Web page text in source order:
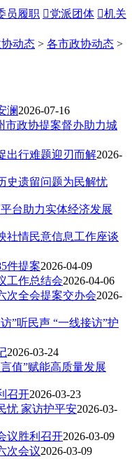
员履职 党派团体 机关
动态 > 各市政协动态 >
澜2026-07-16
政协提案督办助力城
出行难题迎刃而解2026-
史遗留问题为民解忧
台助力实体经济发展
社情民意信息工作座谈
件提案2026-04-09
工作总结会2026-04-06
次全会提案交办会2026-
”听民声 “一线接访”护
2026-03-24
值”赋能高质量发展
召开2026-03-23
忧 家访护平安2026-03-
议胜利召开2026-03-09
次会议2026-03-09